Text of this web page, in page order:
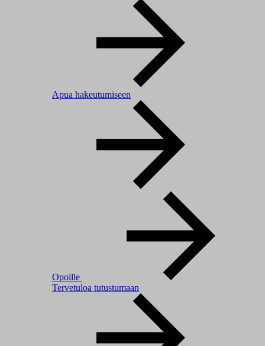
Apua hakeutumiseen
Opoille
Tervetuloa tutustumaan